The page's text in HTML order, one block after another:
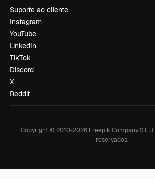
Suporte ao cliente
Instagram
YouTube
LinkedIn
TikTok
Discord
X
Reddit
Copyright © 2010-2026Freepik Company S.L.U.
reservados.